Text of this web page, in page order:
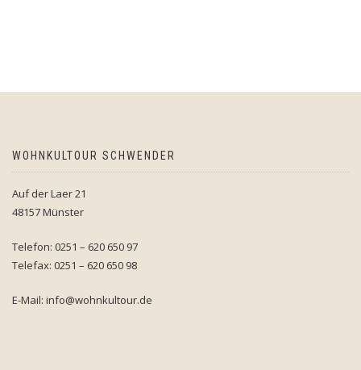
WOHNKULTOUR SCHWENDER
Auf der Laer 21
48157 Münster
Telefon: 0251 – 620 650 97
Telefax: 0251 – 620 650 98
E-Mail: info@wohnkultour.de